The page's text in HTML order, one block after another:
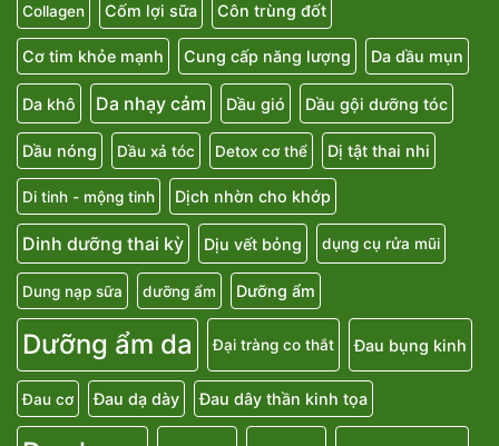
Collagen Cốm lợi sữa Côn trùng đốt
Cơ tim khỏe mạnh Cung cấp năng lượng Da dầu mụn
Da khô Da nhạy cảm Dầu gió Dầu gội dưỡng tóc
Dầu nóng Dầu xả tóc Detox cơ thể Dị tật thai nhi
Di tinh - mộng tinh Dịch nhờn cho khớp
Dinh dưỡng thai kỳ Dịu vết bỏng dụng cụ rửa mũi
Dung nạp sữa dưỡng ẩm Dưỡng ẩm
Dưỡng ẩm da Đại tràng co thắt Đau bụng kinh
Đau cơ Đau dạ dày Đau dây thần kinh tọa